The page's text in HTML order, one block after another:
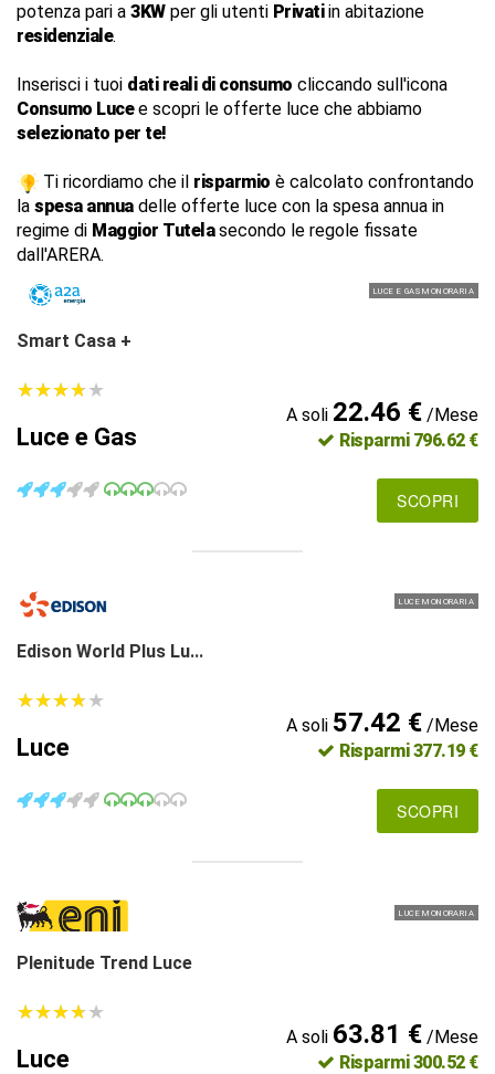
potenza pari a 3KWper gli utenti Privatiin abitazione
residenziale.
Inserisci i tuoi dati reali di consumo cliccando sull'icona
Consumo Lucee scopri le offerte luce che abbiamo
selezionato per te!
Ti ricordiamo che il risparmio è calcolato confrontando
la spesa annuadelle offerte luce con la spesa annua in
regime di Maggior Tutelasecondo le regole fissate
dall'ARERA.
LUCE E GAS MONORARIA
Smart Casa +
★★★★★
★★★★★
Luce e Gas
A soli 22.46 €/Mese
Risparmi 796.62 €
SCOPRI
LUCE MONORARIA
Edison World Plus Lu...
★★★★★
★★★★★
Luce
A soli 57.42 €/Mese
Risparmi 377.19 €
SCOPRI
LUCE MONORARIA
Plenitude Trend Luce
★★★★★
★★★★★
Luce
A soli 63.81 €/Mese
Risparmi 300.52 €